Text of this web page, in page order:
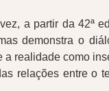
a partir da 42ª
demonstra o
realidade como
relações entre